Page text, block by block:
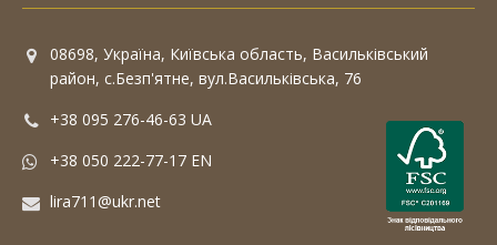
08698, Україна, Київська область, Васильківський
район, с.Безп'ятне, вул.Васильківська, 76
+38 095 276-46-63 UA
+38 050 222-77-17 EN
lira711@ukr.net